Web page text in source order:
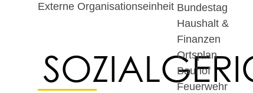
Bundestag
Haushalt &
Finanzen
Ortsplan
Bauhof
Feuerwehr
Externe Organisationseinheit